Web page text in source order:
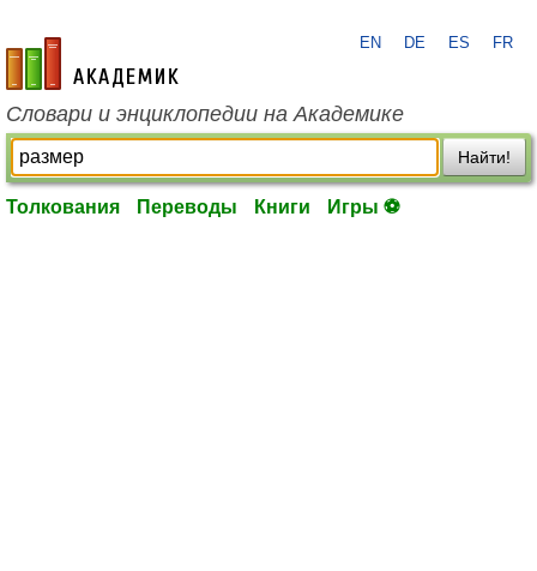
academic.ru
EN DE ES FR
Словари и энциклопедии на Академике
Найти!
Толкования Переводы Книги Игры ⚽